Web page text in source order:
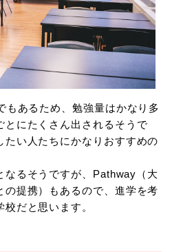
もあるため、勉強量はかなり多
とにたくさん出されるそうで
たい人たちにかなりおすすめの
なるそうですが、Pathway（大
の提携）もあるので、進学を考
だと思います。